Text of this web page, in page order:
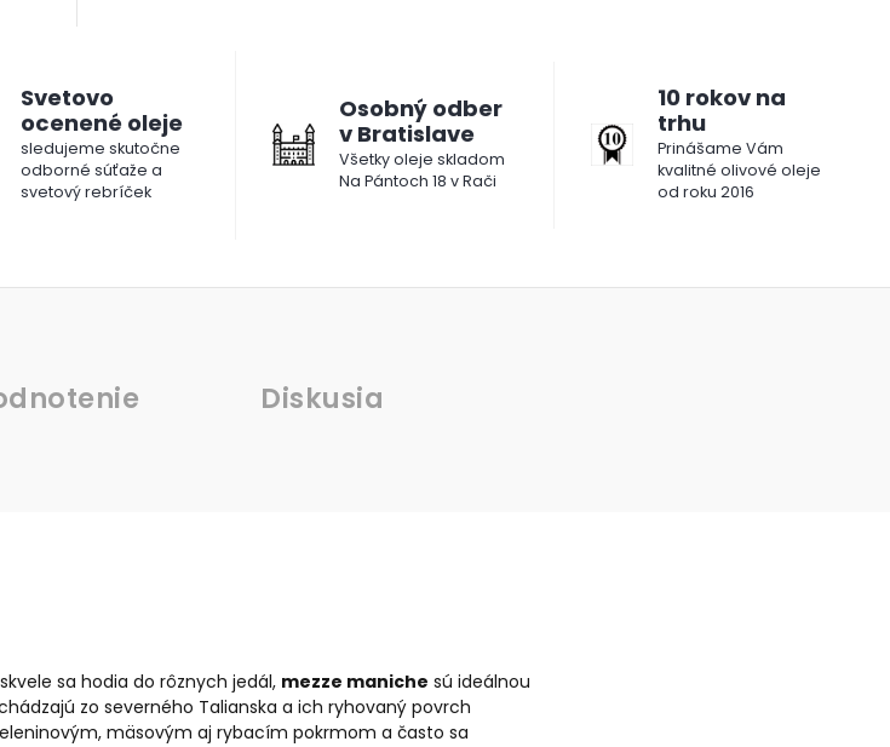
Svetovo
ocenené oleje
sledujeme skutočne
odborné súťaže a
svetový rebríček
Osobný odber
v Bratislave
Všetky oleje skladom
Na Pántoch 18 v Rači
10 rokov na
trhu
Prinášame Vám
kvalitné olivové oleje
od roku 2016
Diskusia
sa hodia do rôznych jedál, mezze maniche sú ideálnou
zo severného Talianska a ich ryhovaný povrch
mäsovým aj rybacím pokrmom a často sa